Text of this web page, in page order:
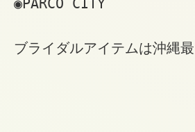
◉PARCO CITY
ブライダルアイテムは沖縄